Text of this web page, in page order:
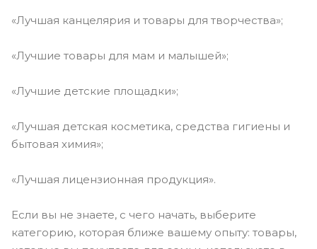
«Лучшая канцелярия и товары для творчества»;
«Лучшие товары для мам и малышей»;
«Лучшие детские площадки»;
«Лучшая детская косметика, средства гигиены и
бытовая химия»;
«Лучшая лицензионная продукция».
Если вы не знаете, с чего начать, выберите
категорию, которая ближе вашему опыту: товары,